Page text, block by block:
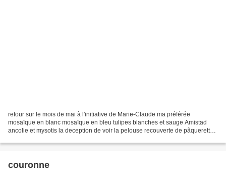
retour sur le mois de mai à l'initiative de Marie-Claude ma préférée
mosaïque en blanc mosaïque en bleu tulipes blanches et sauge Amistad
ancolie et mysotis la deception de voir la pelouse recouverte de pâquerettes
couronne